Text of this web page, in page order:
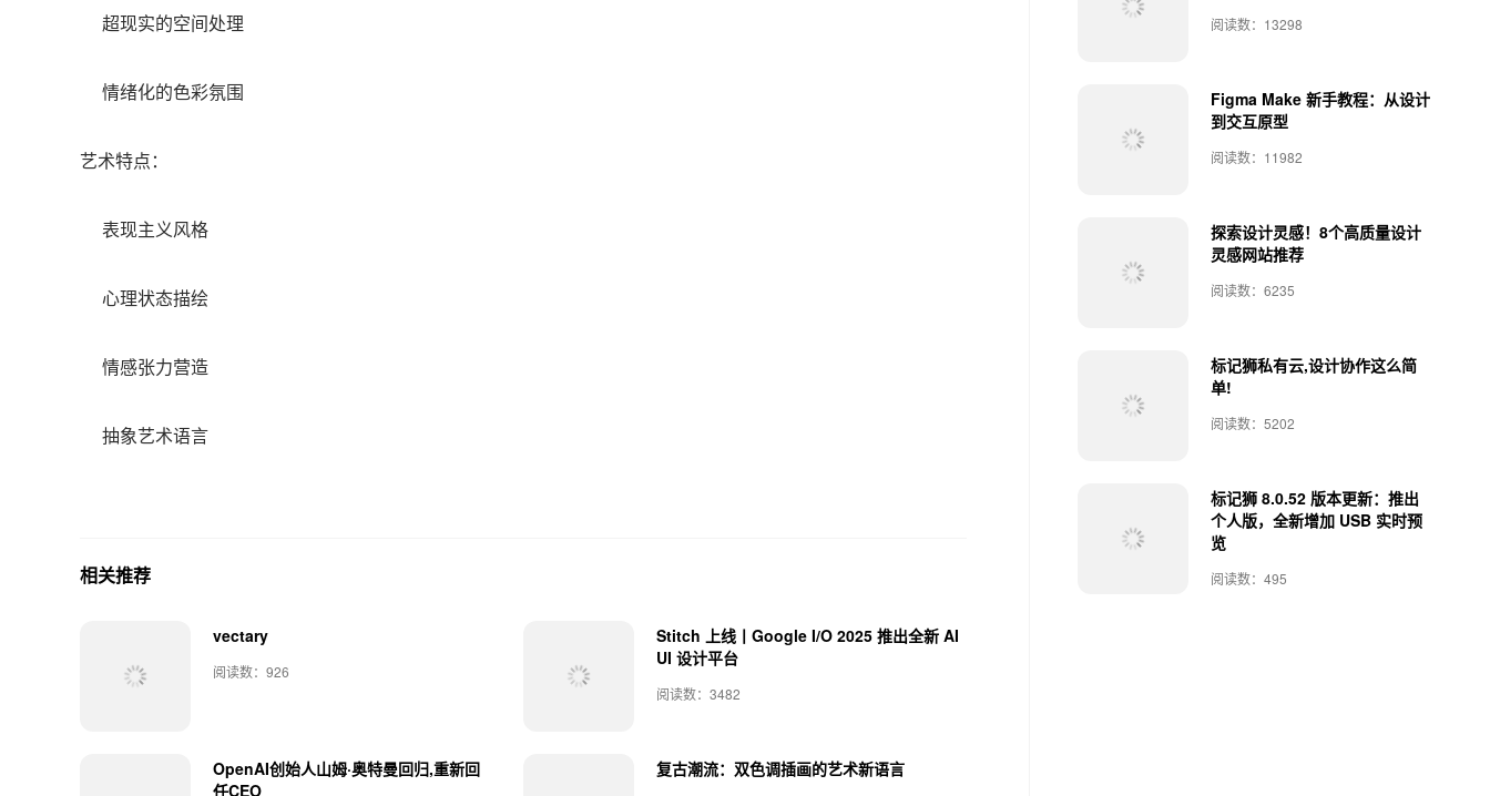
超现实的空间处理
情绪化的色彩氛围
艺术特点：
表现主义风格
心理状态描绘
情感张力营造
抽象艺术语言
相关推荐
vectary
阅读数：926
Stitch 上线丨Google I/O 2025 推出全新 AI
UI 设计平台
阅读数：3482
OpenAI创始人山姆·奥特曼回归,重新回
任CEO
复古潮流：双色调插画的艺术新语言
阅读数：13298
Figma Make 新手教程：从设计
到交互原型
阅读数：11982
探索设计灵感！8个高质量设计
灵感网站推荐
阅读数：6235
标记狮私有云,设计协作这么简
单!
阅读数：5202
标记狮 8.0.52 版本更新：推出
个人版，全新增加 USB 实时预
览
阅读数：495